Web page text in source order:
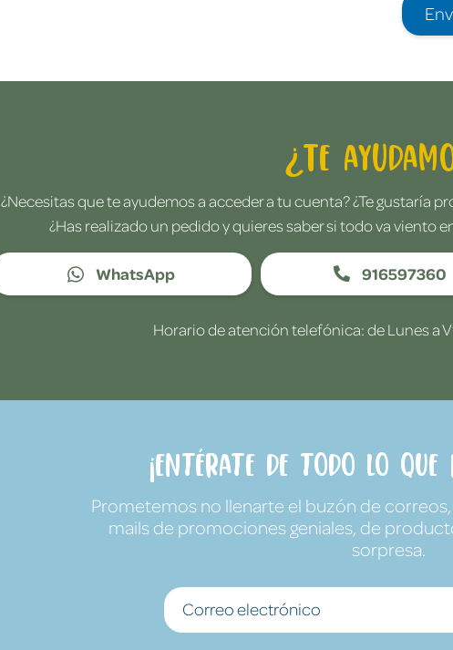
¿Te
¿Necesitas que te ayudemos a acceder a tu cuenta? ¿Te gustaría
¿Has realizado un pedido y quieres saber si todo va viento
WhatsApp 916597360
Horario de atención telefónica: de Lunes a
¡Entérate de todo lo que
Prometemos no llenarte el buzón de
mails de promociones geniales, de
sorpresa.